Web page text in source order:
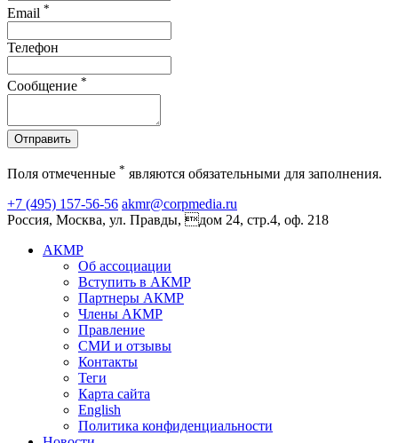
Email *
Телефон
Сообщение *
Отправить
Поля отмеченные * являются обязательными для заполнения.
+7 (495) 157-56-56 akmr@corpmedia.ru
Россия, Москва, ул. Правды, дом 24, стр.4, оф. 218
АКМР
Об ассоциации
Вступить в АКМР
Партнеры АКМР
Члены АКМР
Правление
СМИ и отзывы
Контакты
Теги
Карта сайта
English
Политика конфиденциальности